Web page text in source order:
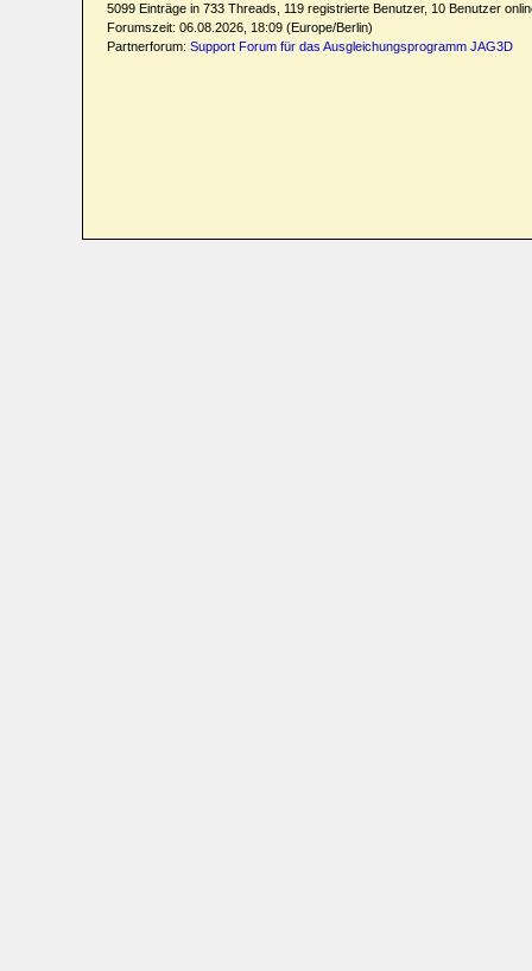
5099 Einträge in 733 Threads, 119 registrierte Benutzer, 10 Benutzer
Forumszeit: 06.08.2026, 18:09 (Europe/Berlin)
Partnerforum: Support Forum für das Ausgleichungsprogramm JAG3D